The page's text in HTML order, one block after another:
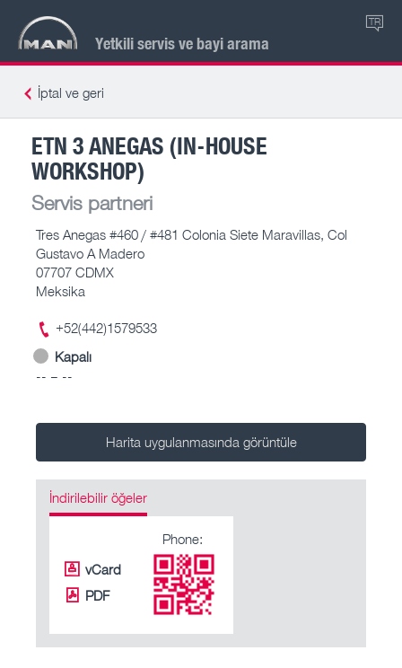
Yetkili servis ve bayi arama
TR
İptal ve geri
ETN 3 ANEGAS (IN-HOUSE
WORKSHOP)
Servis partneri
Tres Anegas #460 / #481 Colonia Siete Maravillas, Col
Gustavo A Madero
07707 CDMX
Meksika
+52(442)1579533
Kapalı
-- – --
Harita uygulanmasında görüntüle
İndirilebilir öğeler
vCard
PDF
Phone: